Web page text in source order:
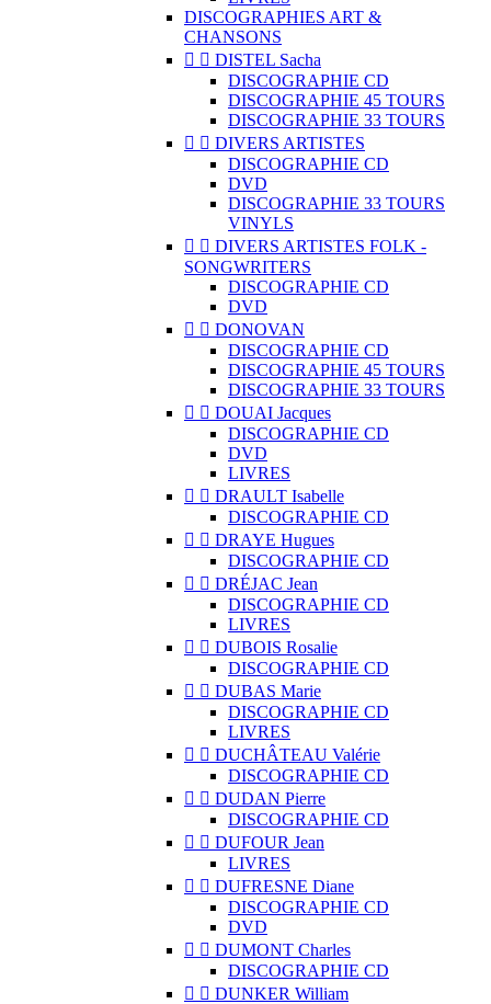
DISCOGRAPHIES ART &
CHANSONS
  DISTEL Sacha
DISCOGRAPHIE CD
DISCOGRAPHIE 45 TOURS
DISCOGRAPHIE 33 TOURS
  DIVERS ARTISTES
DISCOGRAPHIE CD
DVD
DISCOGRAPHIE 33 TOURS
VINYLS
  DIVERS ARTISTES FOLK -
SONGWRITERS
DISCOGRAPHIE CD
DVD
  DONOVAN
DISCOGRAPHIE CD
DISCOGRAPHIE 45 TOURS
DISCOGRAPHIE 33 TOURS
  DOUAI Jacques
DISCOGRAPHIE CD
DVD
LIVRES
  DRAULT Isabelle
DISCOGRAPHIE CD
  DRAYE Hugues
DISCOGRAPHIE CD
  DRÉJAC Jean
DISCOGRAPHIE CD
LIVRES
  DUBOIS Rosalie
DISCOGRAPHIE CD
  DUBAS Marie
DISCOGRAPHIE CD
LIVRES
  DUCHÂTEAU Valérie
DISCOGRAPHIE CD
  DUDAN Pierre
DISCOGRAPHIE CD
  DUFOUR Jean
LIVRES
  DUFRESNE Diane
DISCOGRAPHIE CD
DVD
  DUMONT Charles
DISCOGRAPHIE CD
  DUNKER William